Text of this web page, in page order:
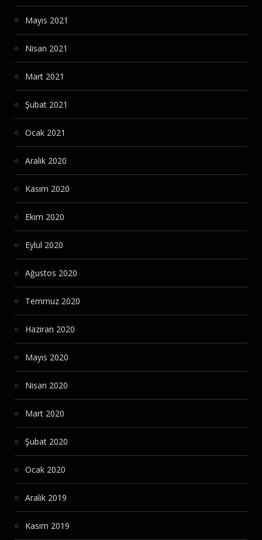
Mayıs 2021
Nisan 2021
Mart 2021
Şubat 2021
Ocak 2021
Aralık 2020
Kasım 2020
Ekim 2020
Eylül 2020
Ağustos 2020
Temmuz 2020
Haziran 2020
Mayıs 2020
Nisan 2020
Mart 2020
Şubat 2020
Ocak 2020
Aralık 2019
Kasım 2019